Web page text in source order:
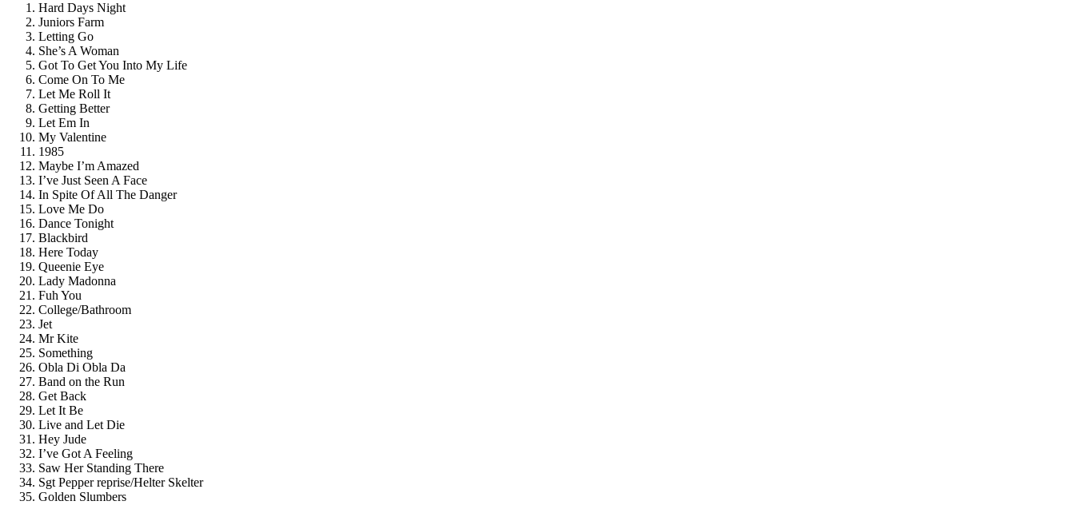
Hard Days Night
Juniors Farm
Letting Go
She’s A Woman
Got To Get You Into My Life
Come On To Me
Let Me Roll It
Getting Better
Let Em In
My Valentine
1985
Maybe I’m Amazed
I’ve Just Seen A Face
In Spite Of All The Danger
Love Me Do
Dance Tonight
Blackbird
Here Today
Queenie Eye
Lady Madonna
Fuh You
College/Bathroom
Jet
Mr Kite
Something
Obla Di Obla Da
Band on the Run
Get Back
Let It Be
Live and Let Die
Hey Jude
I’ve Got A Feeling
Saw Her Standing There
Sgt Pepper reprise/Helter Skelter
Golden Slumbers